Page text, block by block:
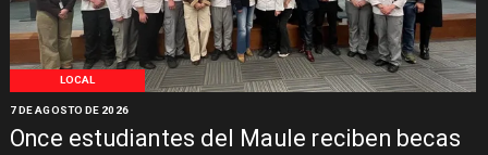
LOCAL
Once estudiantes del Maule reciben becas
7 DE AGOSTO DE 2026